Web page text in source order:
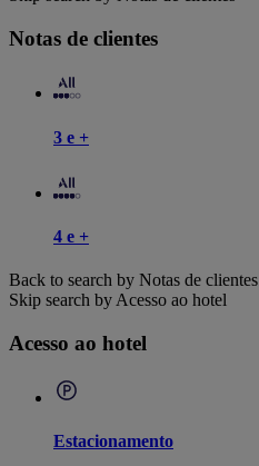
Notas de clientes
3 e +
4 e +
Back to search by Notas de clientes
Skip search by Acesso ao hotel
Acesso ao hotel
Estacionamento